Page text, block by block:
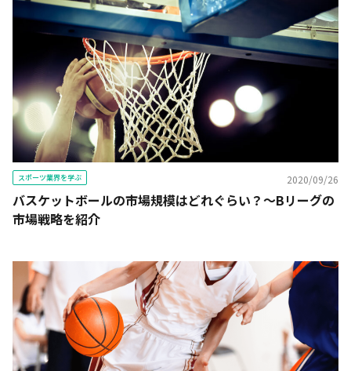
スポーツ業界を学ぶ 2020/09/26
バスケットボールの市場規模はどれぐらい？～Bリーグの
市場戦略を紹介